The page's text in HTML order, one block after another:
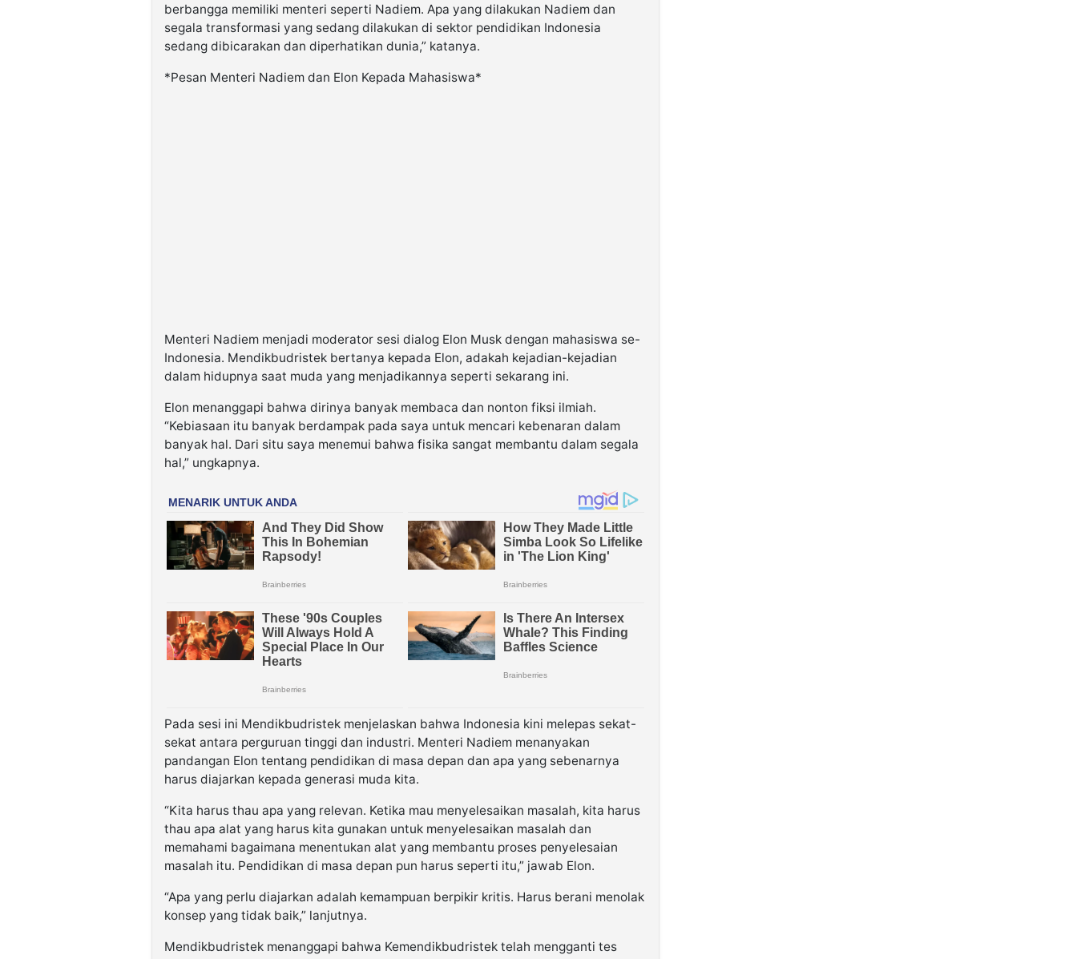
berbangga memiliki menteri seperti Nadiem. Apa yang dilakukan Nadiem dan
segala transformasi yang sedang dilakukan di sektor pendidikan Indonesia
sedang dibicarakan dan diperhatikan dunia,” katanya.
*Pesan Menteri Nadiem dan Elon Kepada Mahasiswa*
Menteri Nadiem menjadi moderator sesi dialog Elon Musk dengan mahasiswa se-
Indonesia. Mendikbudristek bertanya kepada Elon, adakah kejadian-kejadian
dalam hidupnya saat muda yang menjadikannya seperti sekarang ini.
Elon menanggapi bahwa dirinya banyak membaca dan nonton fiksi ilmiah.
“Kebiasaan itu banyak berdampak pada saya untuk mencari kebenaran dalam
banyak hal. Dari situ saya menemui bahwa fisika sangat membantu dalam segala
hal,” ungkapnya.
Pada sesi ini Mendikbudristek menjelaskan bahwa Indonesia kini melepas sekat-
sekat antara perguruan tinggi dan industri. Menteri Nadiem menanyakan
pandangan Elon tentang pendidikan di masa depan dan apa yang sebenarnya
harus diajarkan kepada generasi muda kita.
“Kita harus thau apa yang relevan. Ketika mau menyelesaikan masalah, kita harus
thau apa alat yang harus kita gunakan untuk menyelesaikan masalah dan
memahami bagaimana menentukan alat yang membantu proses penyelesaian
masalah itu. Pendidikan di masa depan pun harus seperti itu,” jawab Elon.
“Apa yang perlu diajarkan adalah kemampuan berpikir kritis. Harus berani menolak
konsep yang tidak baik,” lanjutnya.
Mendikbudristek menanggapi bahwa Kemendikbudristek telah mengganti tes